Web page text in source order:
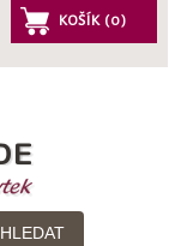
KOŠÍK (0)